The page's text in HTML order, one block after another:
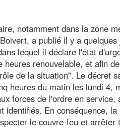
notamment dans la zone
a publié il y a
lequel il déclare l'état
renouvelable, et afin
de la situation". Le décret
heures du matin les lundi 4,
forces de l'ordre en
identifiés. En conséquence,
le couvre-feu et arrêter